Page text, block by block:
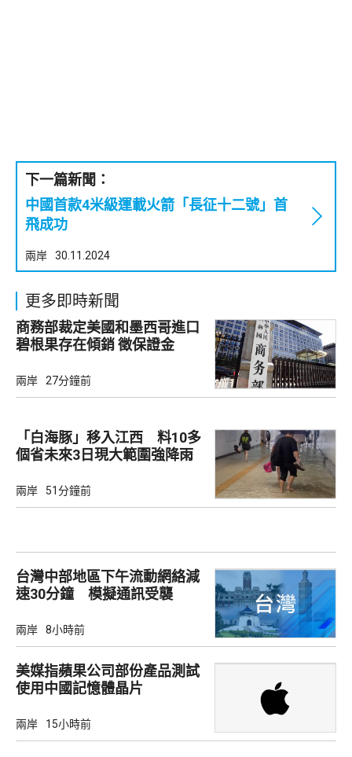
下一篇新聞：
中國首款4米級運載火箭「長征十二號」首
飛成功
兩岸 30.11.2024
更多即時新聞
商務部裁定美國和墨西哥進口
碧根果存在傾銷 徵保證金
兩岸 27分鐘前
「白海豚」移入江西 料10多
個省未來3日現大範圍強降雨
兩岸 51分鐘前
台灣中部地區下午流動網絡減
速30分鐘 模擬通訊受襲
兩岸 8小時前
美媒指蘋果公司部份產品測試
使用中國記憶體晶片
兩岸 15小時前